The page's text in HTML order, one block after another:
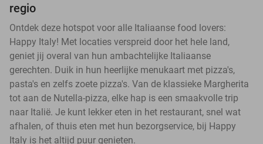
regio
Ontdek deze hotspot voor alle Italiaanse food lovers:
Happy Italy! Met locaties verspreid door het hele land,
geniet jij overal van hun ambachtelijke Italiaanse
gerechten. Duik in hun heerlijke menukaart met pizza's,
pasta's en zelfs zoete pizza's. Van de klassieke Margherita
tot aan de Nutella-pizza, elke hap is een smaakvolle trip
naar Italië. Je kunt lekker eten in het restaurant, snel wat
afhalen, of thuis eten met hun bezorgservice, bij Happy
Italy is het altijd puur genieten.